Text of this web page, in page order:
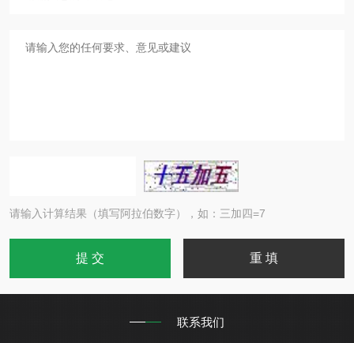
请输入计算结果（填写阿拉伯数字），如：三加四=7
联系我们